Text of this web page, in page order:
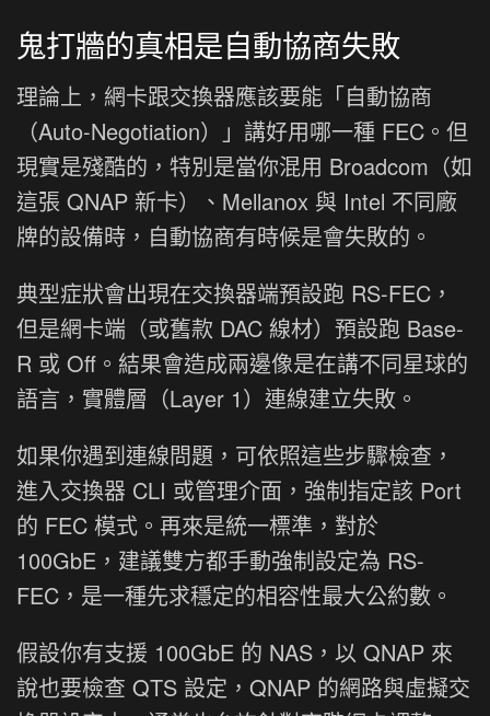
鬼打牆的真相是自動協商失敗
理論上，網卡跟交換器應該要能「自動協商
（Auto-Negotiation）」講好用哪一種 FEC。但
現實是殘酷的，特別是當你混用 Broadcom（如
這張 QNAP 新卡）、Mellanox 與 Intel 不同廠
牌的設備時，自動協商有時候是會失敗的。
典型症狀會出現在交換器端預設跑 RS-FEC，
但是網卡端（或舊款 DAC 線材）預設跑 Base-
R 或 Off。結果會造成兩邊像是在講不同星球的
語言，實體層（Layer 1）連線建立失敗。
如果你遇到連線問題，可依照這些步驟檢查，
進入交換器 CLI 或管理介面，強制指定該 Port
的 FEC 模式。再來是統一標準，對於
100GbE，建議雙方都手動強制設定為 RS-
FEC，是一種先求穩定的相容性最大公約數。
假設你有支援 100GbE 的 NAS，以 QNAP 來
說也要檢查 QTS 設定，QNAP 的網路與虛擬交